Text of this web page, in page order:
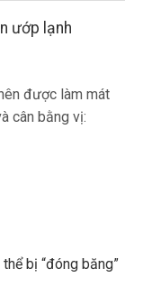
ướp lạnh
được làm mát
cân bằng vị:
bị “đóng băng”